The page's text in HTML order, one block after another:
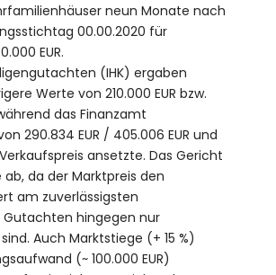
neun Monate nach
00.00.2020 für
EUR.
(IHK) ergaben
Werte von 210.000 EUR bzw.
das Finanzamt
290.834 EUR / 405.006 EUR und
ansetzte. Das Gericht
ab, da der Marktpreis den
am zuverlässigsten
Gutachten hingegen nur
Auch Marktstiege (+ 15 %)
(~ 100.000 EUR)